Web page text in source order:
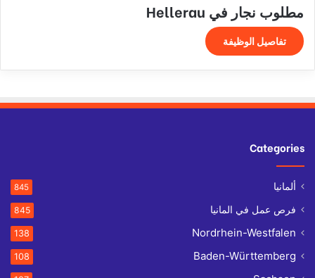
مطلوب نجار في Hellerau
تفاصيل الوظيفة
Categories
ألمانيا 845
فرص عمل في المانيا 845
Nordrhein-Westfalen
138
Baden-Württemberg
108